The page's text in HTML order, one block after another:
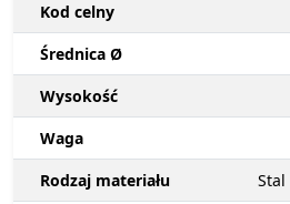
Kod celny
Średnica Ø
Wysokość
Waga
Rodzaj materiału
Stal